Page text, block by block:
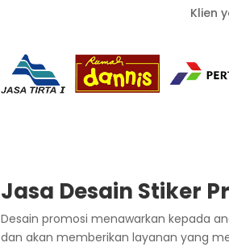
Klien
Jasa Desain Stiker
Desain promosi menawarkan kepada
dan akan memberikan layanan yang